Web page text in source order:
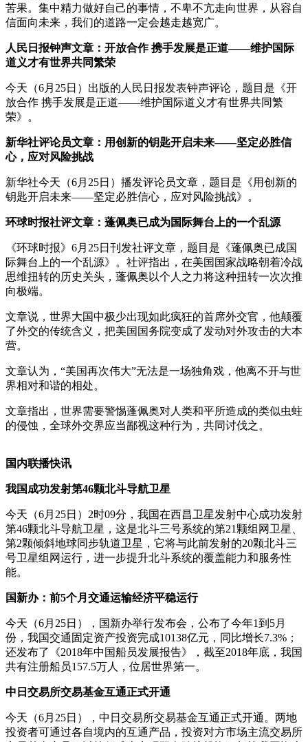
苦果。集中精力做好自己的事情，不卑不亢走向世界，从容自
信面向未来，我们的道路一定会越走越宽广。
人民日报钟声文章：开放合作 携手发展是正道——维护国际
道义才有世界共同繁荣
今天（6月25日）出版的人民日报发表钟声评论，题目是《开
放合作 携手发展是正道——维护国际道义才有世界共同繁
荣》。
新华社评论员文章：用创新的钥匙开启未来——坚定必胜信
心，应对风险挑战
新华社今天（6月25日）播发评论员文章，题目是《用创新的
钥匙开启未来——坚定必胜信心，应对风险挑战》。
环球时报社评文章：蓬佩奥已成为国际舞台上的一个乱源
《环球时报》6月25日刊发社评文章，题目是《蓬佩奥已成国
际舞台上的一个乱源》。社评指出，在美国国家战略朝着冷战
思维扭转的历史关头，蓬佩奥以个人之力将这种扭转一次次推
向极端。
文章说，世界大国中极少出现如此疯狂的首席外交官，他颠覆
了外交的传统含义，把美国国务院变成了发动对外攻击的大本
营。
文章认为，“美国再次伟大”无法是一场独角戏，他离不开与世
界相对和谐的相处。
文章指出，世界需要警惕蓬佩奥对人类和平所造成的类似虫蛀
的侵蚀，全球外交界应当鄙视这种行为，共同讨伐之。
国内联播快讯
我国成功发射第46颗北斗导航卫星
今天（6月25日）2时09分，我国在西昌卫星发射中心成功发射
第46颗北斗导航卫星，这是北斗三号系统的第21颗组网卫星、
第2颗倾斜地球同步轨道卫星，它将与此前发射的20颗北斗三
号卫星组网运行，进一步提升北斗系统的覆盖能力和服务性
能。
国新办：前5个月交通运输经济平稳运行
今天（6月25日），国新办举行发布会，公布了今年1到5月
份，我国交通固定资产投资完成10138亿元，同比增长7.3%；
还发布了《2018年中国船员发展报告》，截至2018年底，我国
共有注册船员157.5万人，位居世界第一。
中日交易所交易基金互通正式开通
今天（6月25日），中日交易所交易基金互通正式开通。两地
投资者可通过各自境内的互通产品，投资对方市场主流交易所